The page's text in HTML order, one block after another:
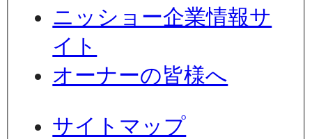
ニッショー企業情報サ
イト
オーナーの皆様へ
サイトマップ